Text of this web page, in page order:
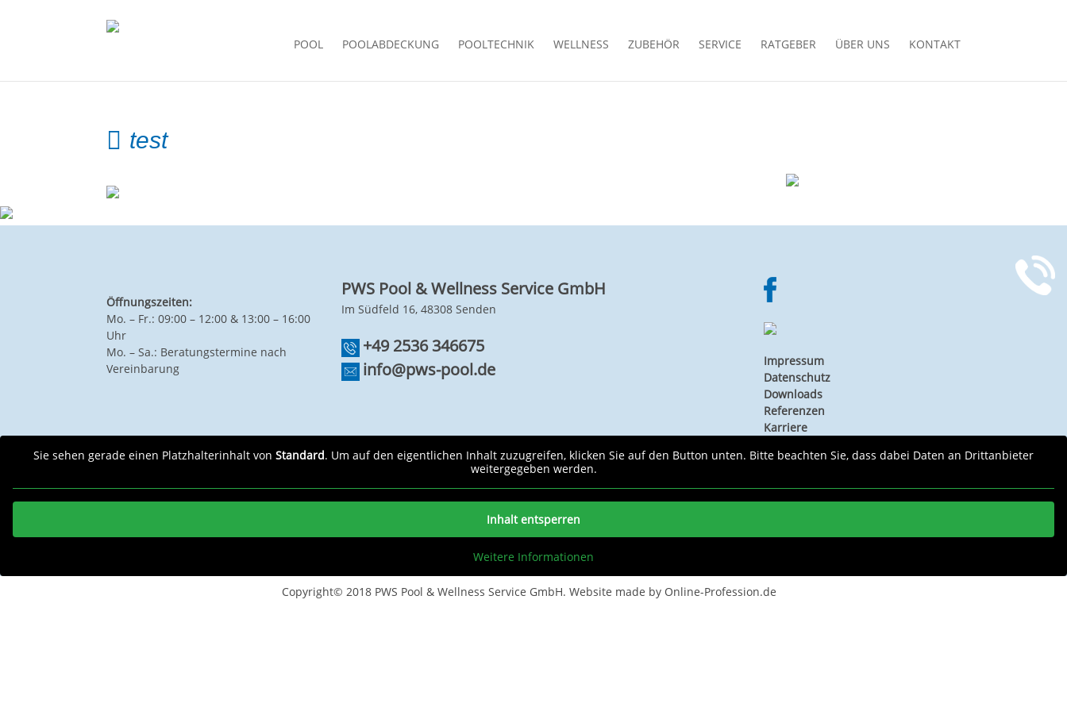
POOL POOLABDECKUNG POOLTECHNIK WELLNESS ZUBEHÖR SERVICE RATGEBER ÜBER UNS KONTAKT
test
Öffnungszeiten:
Mo. – Fr.: 09:00 – 12:00 & 13:00 – 16:00
Uhr
Mo. – Sa.: Beratungstermine nach
Vereinbarung
PWS Pool & Wellness Service GmbH
Im Südfeld 16, 48308 Senden
+49 2536 346675
info@pws-pool.de
Impressum
Datenschutz
Downloads
Referenzen
Karriere
Sie sehen gerade einen Platzhalterinhalt von Standard. Um auf den eigentlichen Inhalt zuzugreifen, klicken Sie auf den Button unten. Bitte beachten Sie, dass dabei Daten an Drittanbieter
weitergegeben werden.
Inhalt entsperren
Weitere Informationen
Copyright© 2018 PWS Pool & Wellness Service GmbH. Website made by Online-Profession.de